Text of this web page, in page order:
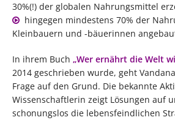
30%(!) der globalen Nahrungsmittel
hingegen mindestens 70% der
Kleinbauern und -bäuerinnen
In ihrem Buch „Wer ernährt die Welt
2014 geschrieben wurde, geht
Frage auf den Grund. Die bekannte
Wissenschaftlerin zeigt Lösungen auf
schonungslos die lebensfeindlichen